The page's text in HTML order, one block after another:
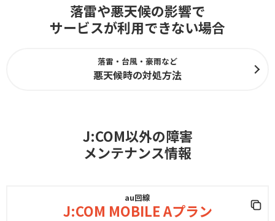
落雷や悪天候の影響で
サービスが利用できない場合
落雷・台風・豪雨など
悪天候時の対処方法
J:COM以外の障害
メンテナンス情報
au回線
J:COM MOBILE Aプラン